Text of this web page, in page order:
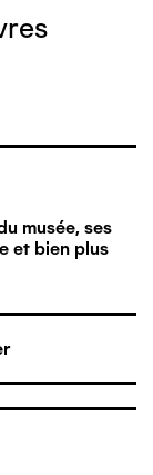
musée, ses
et bien plus